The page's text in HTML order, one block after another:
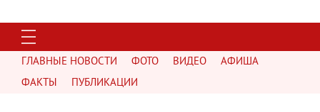
ГЛАВНЫЕ НОВОСТИ ФОТО ВИДЕО
АФИША
ФАКТЫ
ПУБЛИКАЦИИ